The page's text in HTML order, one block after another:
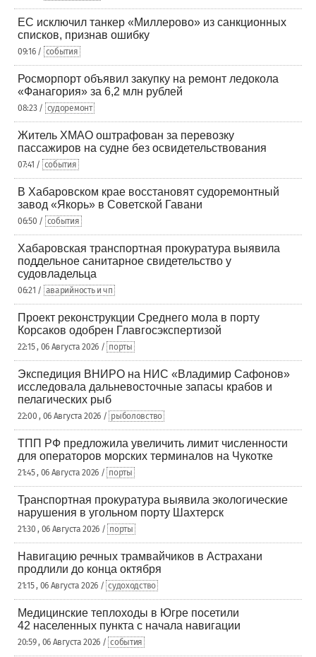
ЕС исключил танкер «Миллерово» из санкционных
списков, признав ошибку
09:16 / события
Росморпорт объявил закупку на ремонт ледокола
«Фанагория» за 6,2 млн рублей
08:23 / судоремонт
Житель ХМАО оштрафован за перевозку
пассажиров на судне без освидетельствования
07:41 / события
В Хабаровском крае восстановят судоремонтный
завод «Якорь» в Советской Гавани
06:50 / события
Хабаровская транспортная прокуратура выявила
поддельное санитарное свидетельство у
судовладельца
06:21 / аварийность и чп
Проект реконструкции Среднего мола в порту
Корсаков одобрен Главгосэкспертизой
22:15 , 06 Августа 2026 / порты
Экспедиция ВНИРО на НИС «Владимир Сафонов»
исследовала дальневосточные запасы крабов и
пелагических рыб
22:00 , 06 Августа 2026 / рыболовство
ТПП РФ предложила увеличить лимит численности
для операторов морских терминалов на Чукотке
21:45 , 06 Августа 2026 / порты
Транспортная прокуратура выявила экологические
нарушения в угольном порту Шахтерск
21:30 , 06 Августа 2026 / порты
Навигацию речных трамвайчиков в Астрахани
продлили до конца октября
21:15 , 06 Августа 2026 / судоходство
Медицинские теплоходы в Югре посетили
42 населенных пункта с начала навигации
20:59 , 06 Августа 2026 / события